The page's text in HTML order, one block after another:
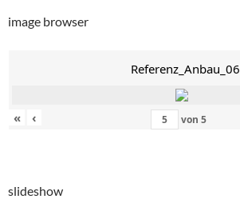
image browser
Referenz_Anbau_06
« ‹ von 5
slideshow